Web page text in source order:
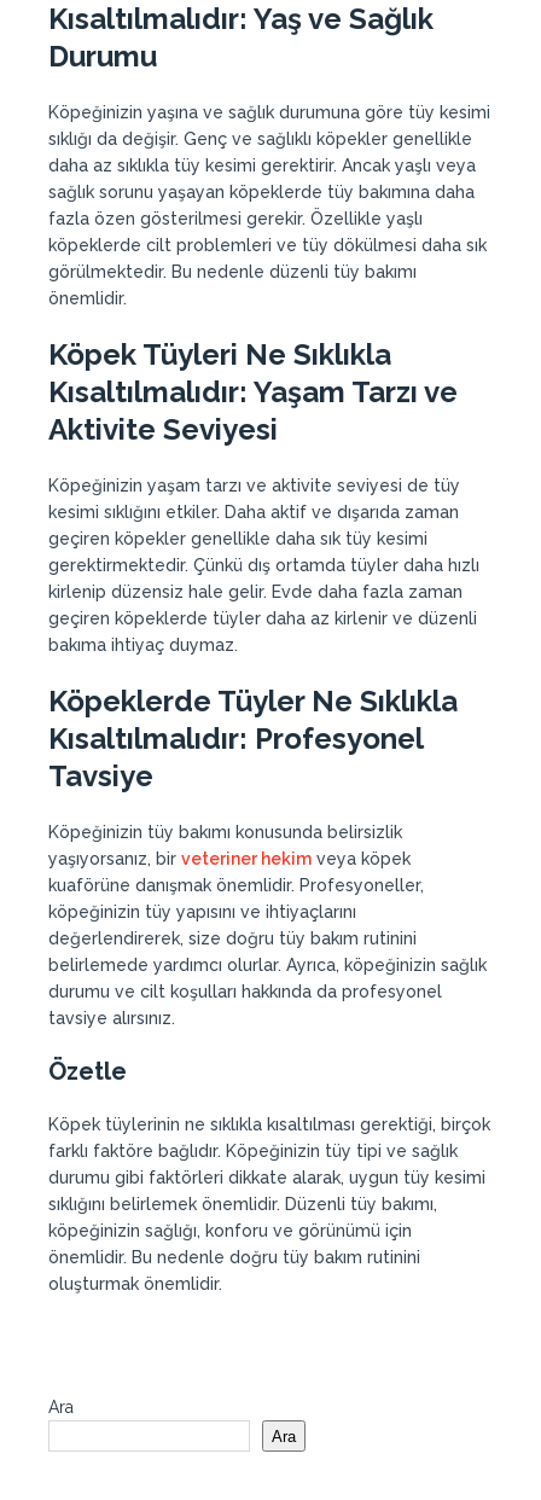
Kısaltılmalıdır: Yaş ve Sağlık
Durumu
Köpeğinizin yaşına ve sağlık durumuna göre tüy kesimi
sıklığı da değişir. Genç ve sağlıklı köpekler genellikle
daha az sıklıkla tüy kesimi gerektirir. Ancak yaşlı veya
sağlık sorunu yaşayan köpeklerde tüy bakımına daha
fazla özen gösterilmesi gerekir. Özellikle yaşlı
köpeklerde cilt problemleri ve tüy dökülmesi daha sık
görülmektedir. Bu nedenle düzenli tüy bakımı
önemlidir.
Köpek Tüyleri Ne Sıklıkla
Kısaltılmalıdır: Yaşam Tarzı ve
Aktivite Seviyesi
Köpeğinizin yaşam tarzı ve aktivite seviyesi de tüy
kesimi sıklığını etkiler. Daha aktif ve dışarıda zaman
geçiren köpekler genellikle daha sık tüy kesimi
gerektirmektedir. Çünkü dış ortamda tüyler daha hızlı
kirlenip düzensiz hale gelir. Evde daha fazla zaman
geçiren köpeklerde tüyler daha az kirlenir ve düzenli
bakıma ihtiyaç duymaz.
Köpeklerde Tüyler Ne Sıklıkla
Kısaltılmalıdır: Profesyonel
Tavsiye
Köpeğinizin tüy bakımı konusunda belirsizlik
yaşıyorsanız, bir veteriner hekim veya köpek
kuaförüne danışmak önemlidir. Profesyoneller,
köpeğinizin tüy yapısını ve ihtiyaçlarını
değerlendirerek, size doğru tüy bakım rutinini
belirlemede yardımcı olurlar. Ayrıca, köpeğinizin sağlık
durumu ve cilt koşulları hakkında da profesyonel
tavsiye alırsınız.
Özetle
Köpek tüylerinin ne sıklıkla kısaltılması gerektiği, birçok
farklı faktöre bağlıdır. Köpeğinizin tüy tipi ve sağlık
durumu gibi faktörleri dikkate alarak, uygun tüy kesimi
sıklığını belirlemek önemlidir. Düzenli tüy bakımı,
köpeğinizin sağlığı, konforu ve görünümü için
önemlidir. Bu nedenle doğru tüy bakım rutinini
oluşturmak önemlidir.
Ara
Ara